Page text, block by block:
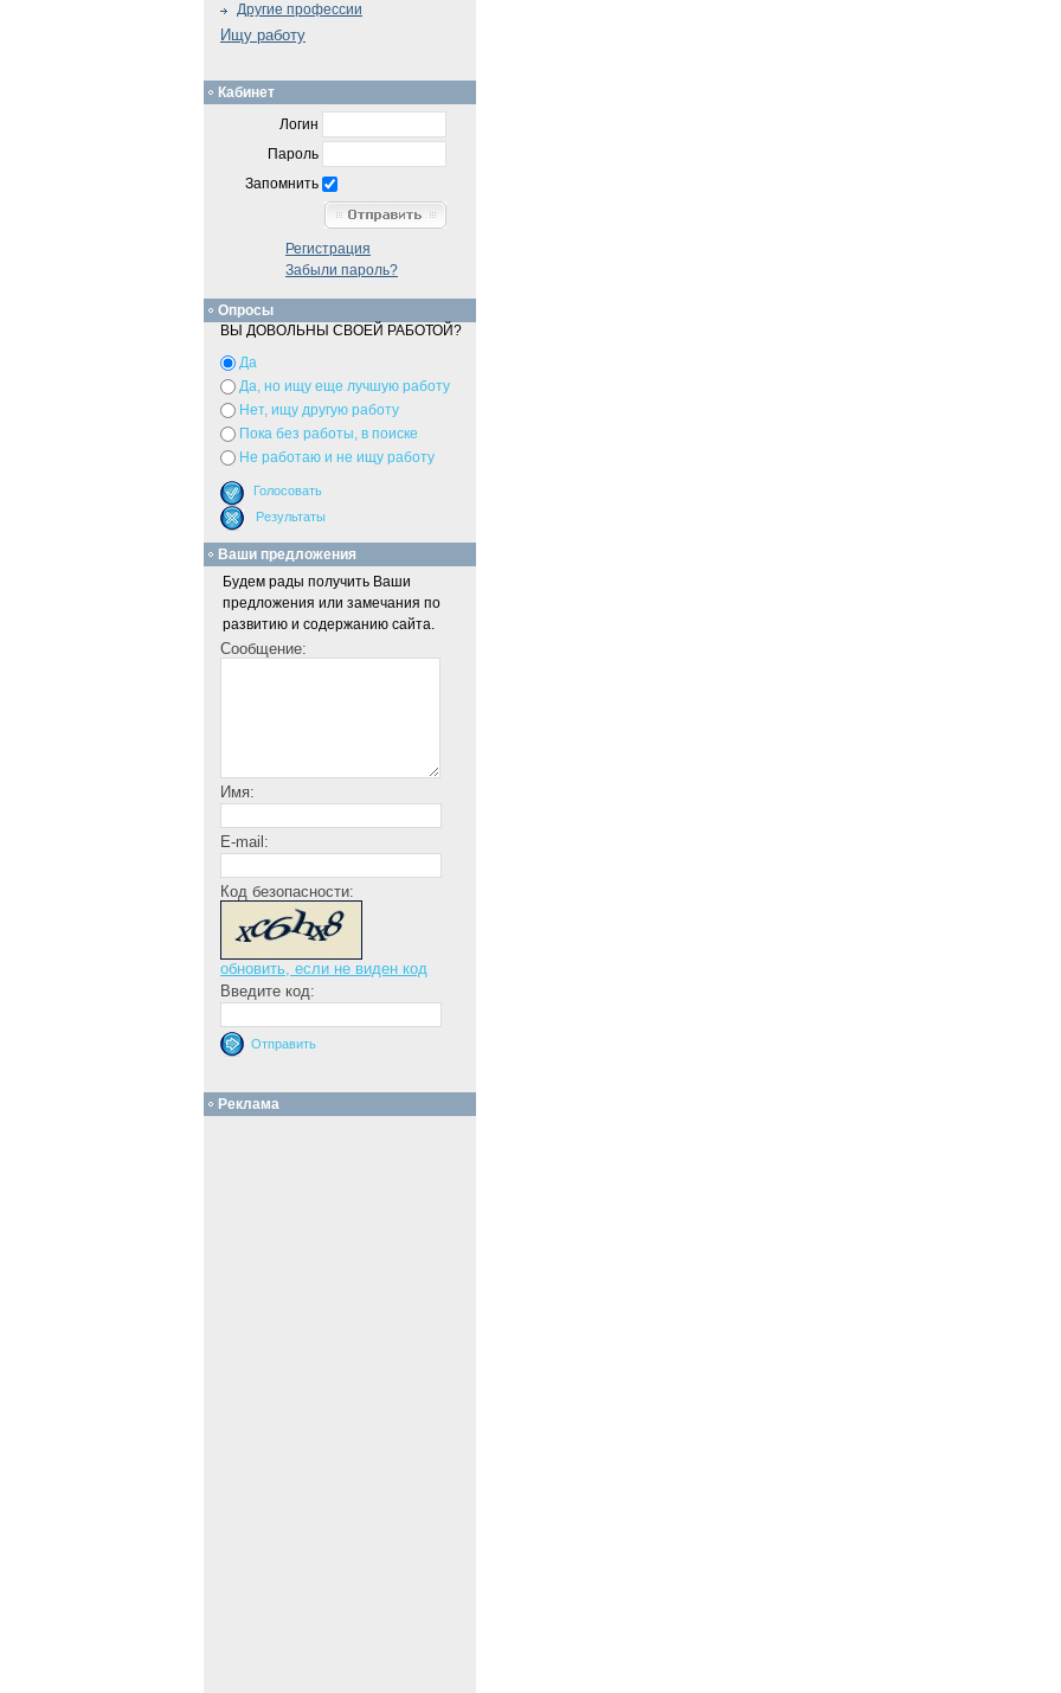
Другие профессии
Ищу работу
Кабинет
Логин
Пароль
Запомнить
Регистрация
Забыли пароль?
Опросы
ВЫ ДОВОЛЬНЫ СВОЕЙ РАБОТОЙ?
Да
Да, но ищу еще лучшую работу
Нет, ищу другую работу
Пока без работы, в поиске
Не работаю и не ищу работу
Ваши предложения
Будем рады получить Ваши
предложения или замечания по
развитию и содержанию сайта.
Сообщение:
Имя:
E-mail:
Код безопасности:
обновить, если не виден код
Введите код:
Реклама